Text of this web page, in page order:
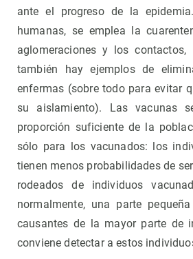
ante el progreso de la
humanas, se emplea la
aglomeraciones y los
también hay ejemplos de
enfermas (sobre todo para evitar
su aislamiento). Las vacunas
proporción suficiente de la
sólo para los vacunados: los
tienen menos probabilidades de
rodeados de individuos
normalmente, una parte
causantes de la mayor parte de
conviene detectar a estos